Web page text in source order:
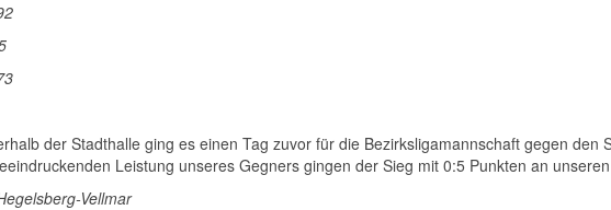
der Stadthalle ging es einen Tag zuvor für die Bezirksligamannschaft gegen den
Leistung unseres Gegners gingen der Sieg mit 0:5 Punkten an
Vellmar